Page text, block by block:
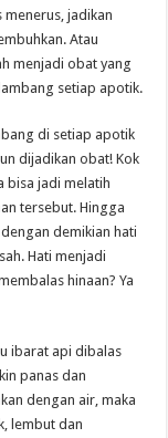
jadikan
Atau
menjadi obat yang
setiap apotik.
di setiap apotik
dijadikan obat! Kok
bisa jadi melatih
tersebut. Hingga
demikian hati
Hati menjadi
hinaan? Ya
ibarat api dibalas
panas dan
dengan air, maka
lembut dan